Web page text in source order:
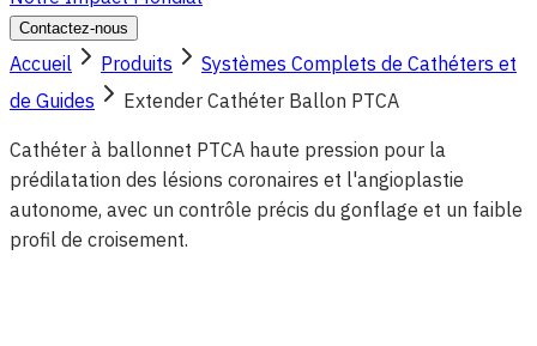
Contactez-nous
Accueil Produits
Systèmes Complets de Cathéters et
de Guides
Extender Cathéter Ballon PTCA
Cathéter à ballonnet PTCA haute pression pour la
prédilatation des lésions coronaires et l'angioplastie
autonome, avec un contrôle précis du gonflage et un faible
profil de croisement.